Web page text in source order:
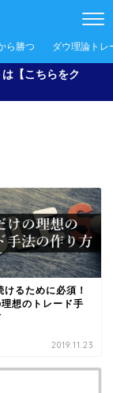
ら勝つ ダウ理論トレ
【こちらをク
るために必須！
想のトレード手
2019.11.23